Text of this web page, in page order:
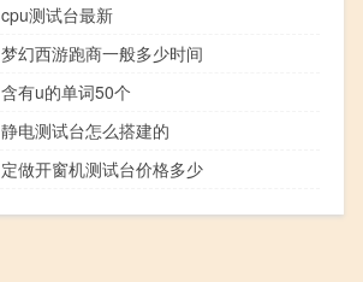
cpu测试台最新
梦幻西游跑商一般多少时间
含有u的单词50个
静电测试台怎么搭建的
定做开窗机测试台价格多少